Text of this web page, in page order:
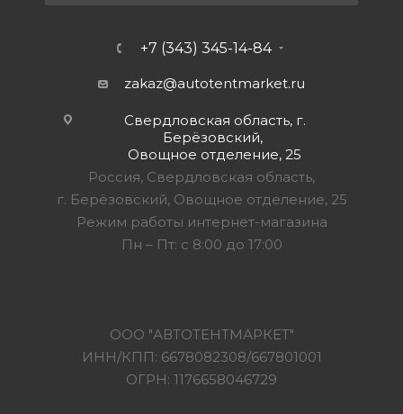
+7 (343) 345-14-84
zakaz@autotentmarket.ru
Свердловская область, г.
Берёзовский,
Овощное отделение, 25
Россия, Свердловская область,
г. Берёзовский, Овощное отделение, 25
Режим работы интернет-магазина
Пн – Пт: с 8:00 до 17:00
ООО "АВТОТЕНТМАРКЕТ"
ИНН/КПП: 6678082308/667801001
ОГРН: 1176658046729